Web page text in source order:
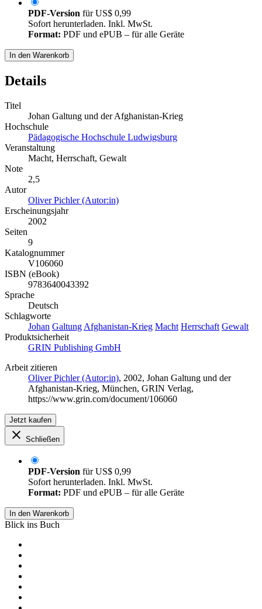
PDF-Version fürUS$ 0,99
Sofort herunterladen. Inkl. MwSt.
Format: PDF und ePUB – für alle Geräte
In den Warenkorb
Details
Titel
Johan Galtung und der Afghanistan-Krieg
Hochschule
Pädagogische Hochschule Ludwigsburg
Veranstaltung
Macht, Herrschaft, Gewalt
Note
2,5
Autor
Oliver Pichler (Autor:in)
Erscheinungsjahr
2002
Seiten
9
Katalognummer
V106060
ISBN (eBook)
9783640043392
Sprache
Deutsch
Schlagworte
Johan Galtung Afghanistan-Krieg Macht Herrschaft Gewalt
Produktsicherheit
GRIN Publishing GmbH
Arbeit zitieren
Oliver Pichler (Autor:in), 2002, Johan Galtung und der
Afghanistan-Krieg, München, GRIN Verlag,
https://www.grin.com/document/106060
Jetzt kaufen
Schließen
PDF-Version fürUS$ 0,99
Sofort herunterladen. Inkl. MwSt.
Format: PDF und ePUB – für alle Geräte
In den Warenkorb
Blick ins Buch